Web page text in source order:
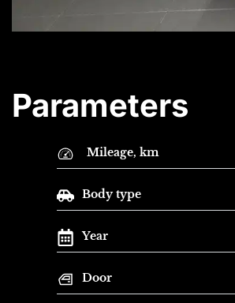
Parameters
Mileage, km
Body type
Year
Door